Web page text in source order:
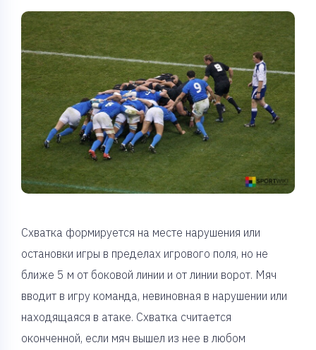
Схватка формируется на месте нарушения или
остановки игры в пределах игрового поля, но не
ближе 5 м от боковой линии и от линии ворот. Мяч
вводит в игру команда, невиновная в нарушении или
находящаяся в атаке. Схватка считается
оконченной, если мяч вышел из нее в любом